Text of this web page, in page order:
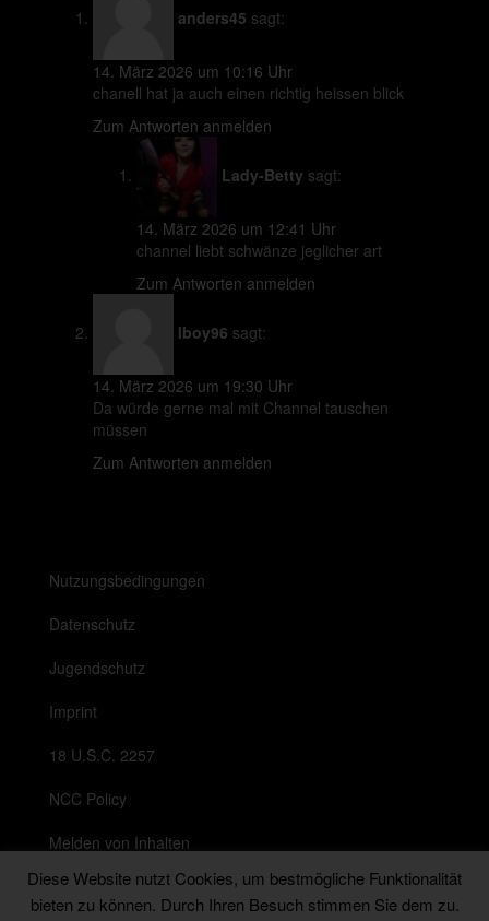
anders45 sagt:
14. März 2026 um 10:16 Uhr
chanell hat ja auch einen richtig heissen blick
Zum Antworten anmelden
Lady-Betty sagt:
14. März 2026 um 12:41 Uhr
channel liebt schwänze jeglicher art
Zum Antworten anmelden
lboy96 sagt:
14. März 2026 um 19:30 Uhr
Da würde gerne mal mit Channel tauschen
müssen
Zum Antworten anmelden
Nutzungsbedingungen
Datenschutz
Jugendschutz
Imprint
18 U.S.C. 2257
NCC Policy
Melden von Inhalten
Anti Spam Richtlinie
Diese Website nutzt Cookies, um bestmögliche Funktionalität
bieten zu können. Durch Ihren Besuch stimmen Sie dem zu.
Messenger